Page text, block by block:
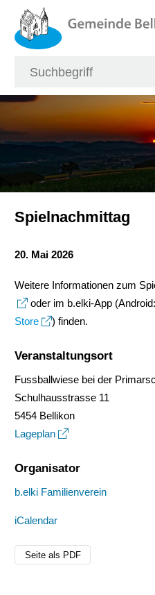
Navigieren in Bellikon
Schnellnavigation
Spielnachmittag
20. Mai 2026
Weitere Informationen zum
oder im b.elki-App
Store
) finden.
Veranstaltungsort
Fussballwiese bei der
Schulhausstrasse 11
5454 Bellikon
Lageplan
Organisator
b.elki Familienverein
iCalendar
Seite als PDF